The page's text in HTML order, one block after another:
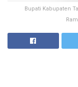
Bupati Kabupaten